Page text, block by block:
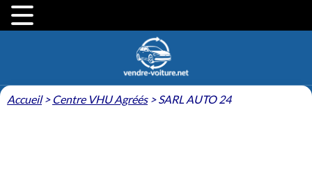
Accueil> Centre VHU Agréés>SARL AUTO 24